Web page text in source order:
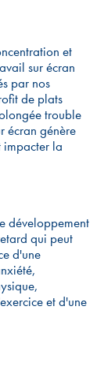
et
sur écran
par nos
de plats
trouble
écran génère
impacter la
développement
qui peut
d'une
et d'une